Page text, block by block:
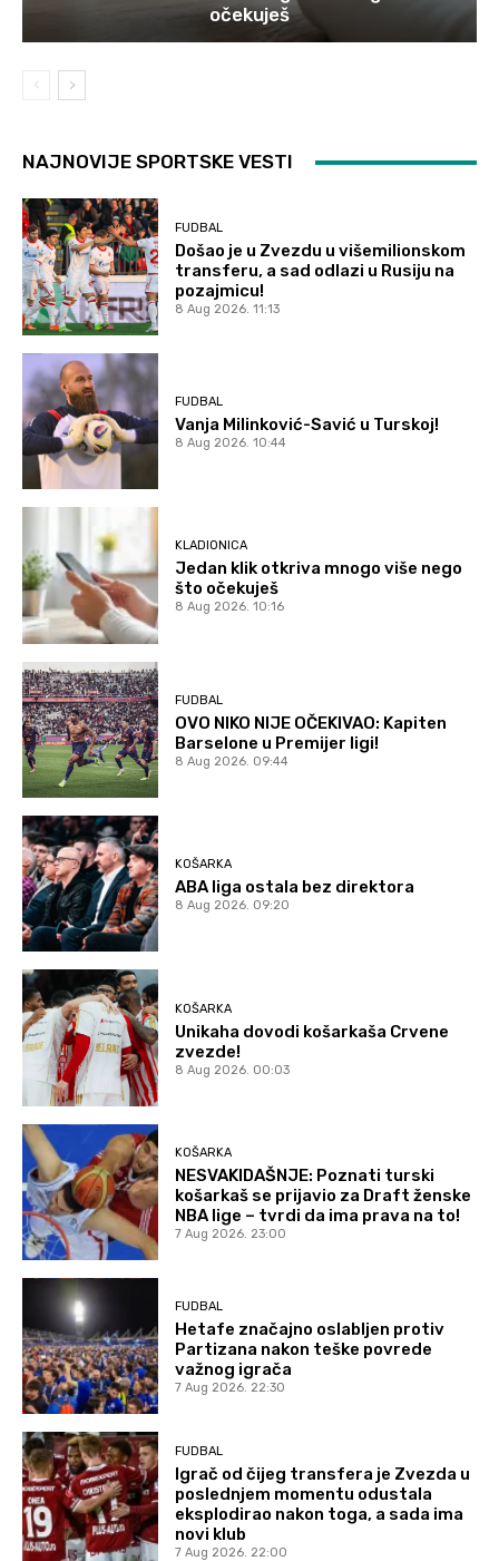
očekuješ
NAJNOVIJE SPORTSKE VESTI
FUDBAL
Došao je u Zvezdu u višemilionskom
transferu, a sad odlazi u Rusiju na
pozajmicu!
8 Aug 2026. 11:13
FUDBAL
Vanja Milinković-Savić u Turskoj!
8 Aug 2026. 10:44
KLADIONICA
Jedan klik otkriva mnogo više nego
što očekuješ
8 Aug 2026. 10:16
FUDBAL
OVO NIKO NIJE OČEKIVAO: Kapiten
Barselone u Premijer ligi!
8 Aug 2026. 09:44
KOŠARKA
ABA liga ostala bez direktora
8 Aug 2026. 09:20
KOŠARKA
Unikaha dovodi košarkaša Crvene
zvezde!
8 Aug 2026. 00:03
KOŠARKA
NESVAKIDAŠNJE: Poznati turski
košarkaš se prijavio za Draft ženske
NBA lige – tvrdi da ima prava na to!
7 Aug 2026. 23:00
FUDBAL
Hetafe značajno oslabljen protiv
Partizana nakon teške povrede
važnog igrača
7 Aug 2026. 22:30
FUDBAL
Igrač od čijeg transfera je Zvezda u
poslednjem momentu odustala
eksplodirao nakon toga, a sada ima
novi klub
7 Aug 2026. 22:00